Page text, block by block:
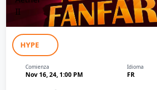
FANFARE - Rivals of Aether 2
HYPE
Comienza
Nov 16, 24, 1:00 PM
Idioma
FR